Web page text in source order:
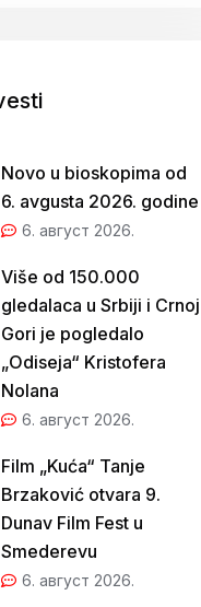
Novo u bioskopima od
6. avgusta 2026. godine
6. август 2026.
Više od 150.000
gledalaca u Srbiji i Crnoj
Gori je pogledalo
„Odiseja“ Kristofera
Nolana
6. август 2026.
Film „Kuća“ Tanje
Brzaković otvara 9.
Dunav Film Fest u
Smederevu
6. август 2026.